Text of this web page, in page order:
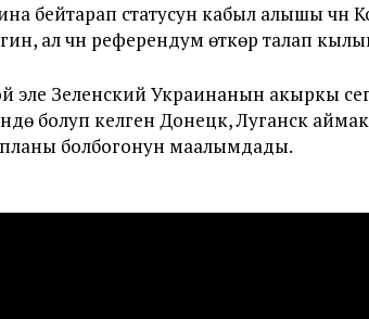
бейтарап статусун кабыл алышы үчүн
ал үчүн референдум өткөрүү талап
эле Зеленский Украинанын акыркы
болуп келген Донецк, Луганск
болбогонун маалымдады.